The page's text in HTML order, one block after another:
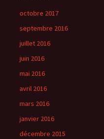
octobre 2017
septembre 2016
juillet 2016
juin 2016
mai 2016
avril 2016
mars 2016
janvier 2016
décembre 2015